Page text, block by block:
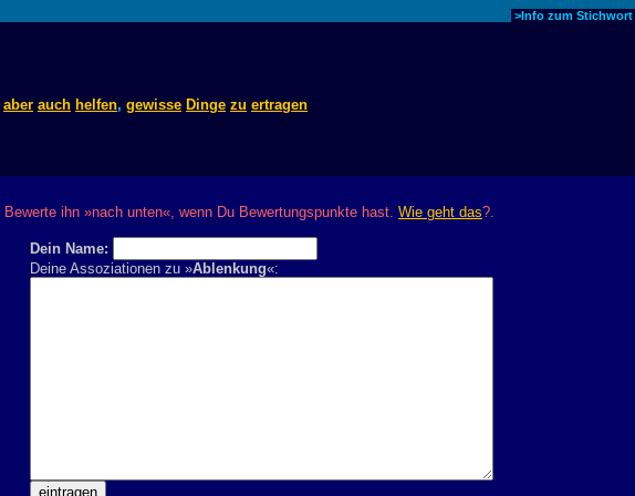
>Info zum Stichwort
aber auch helfen, gewisse Dinge zu ertragen
ihn »nach unten«, wenn Du Bewertungspunkte hast. Wie geht das?.
Dein Name:
Deine Assoziationen zu »Ablenkung«: